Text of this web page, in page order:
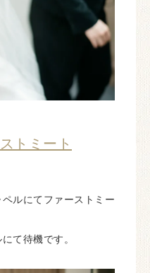
トミート
ルにてファーストミー
て待機です。